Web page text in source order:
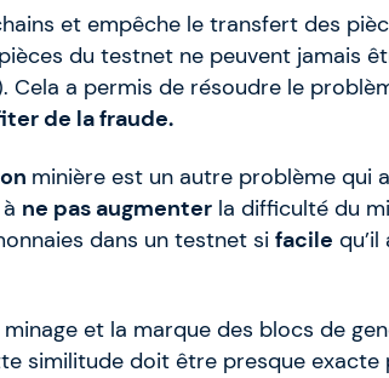
et empêche le transfert des
du testnet ne peuvent jamais
Cela a permis de résoudre le
de la fraude.
minière est un autre problème qui
ne pas augmenter la difficulté du
dans un testnet si facile
et la marque des blocs de
similitude doit être presque exacte